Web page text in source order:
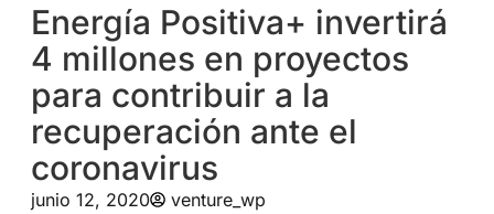
Energía Positiva+ invertirá
4 millones en proyectos
para contribuir a la
recuperación ante el
coronavirus
junio 12, 2020 venture_wp